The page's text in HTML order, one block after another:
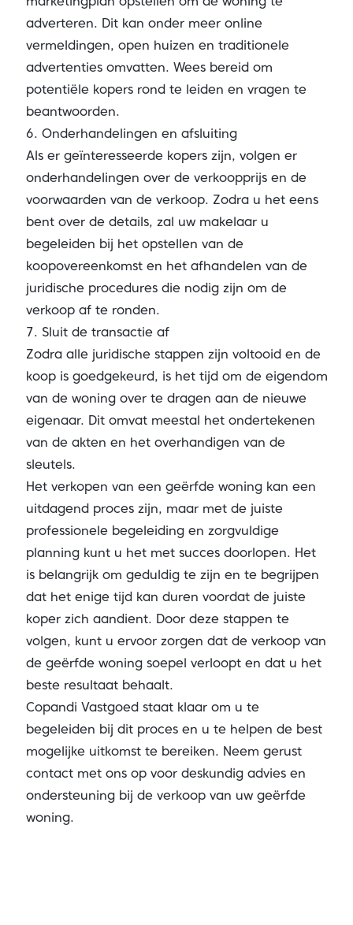
adverteren. Dit kan onder meer online
vermeldingen, open huizen en traditionele
advertenties omvatten. Wees bereid om
potentiële kopers rond te leiden en vragen te
beantwoorden.
6. Onderhandelingen en afsluiting
Als er geïnteresseerde kopers zijn, volgen er
onderhandelingen over de verkoopprijs en de
voorwaarden van de verkoop. Zodra u het eens
bent over de details, zal uw makelaar u
begeleiden bij het opstellen van de
koopovereenkomst en het afhandelen van de
juridische procedures die nodig zijn om de
verkoop af te ronden.
7. Sluit de transactie af
Zodra alle juridische stappen zijn voltooid en de
koop is goedgekeurd, is het tijd om de eigendom
van de woning over te dragen aan de nieuwe
eigenaar. Dit omvat meestal het ondertekenen
van de akten en het overhandigen van de
sleutels.
Het verkopen van een geërfde woning kan een
uitdagend proces zijn, maar met de juiste
professionele begeleiding en zorgvuldige
planning kunt u het met succes doorlopen. Het
is belangrijk om geduldig te zijn en te begrijpen
dat het enige tijd kan duren voordat de juiste
koper zich aandient. Door deze stappen te
volgen, kunt u ervoor zorgen dat de verkoop van
de geërfde woning soepel verloopt en dat u het
beste resultaat behaalt.
Copandi Vastgoed staat klaar om u te
begeleiden bij dit proces en u te helpen de best
mogelijke uitkomst te bereiken. Neem gerust
contact met ons op voor deskundig advies en
ondersteuning bij de verkoop van uw geërfde
woning.